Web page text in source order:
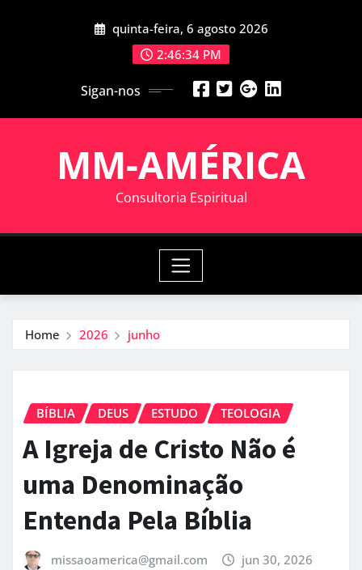
quinta-feira, 6 agosto 2026
2:46:35 PM
Sigan-nos
MM-AMÉRICA
Consultoria Espiritual
Home 2026 junho
BÍBLIA DEUS ESTUDO TEOLOGIA
A Igreja de Cristo Não é
uma Denominação
Entenda Pela Bíblia
missaoamerica@gmail.com
jun 30, 2026